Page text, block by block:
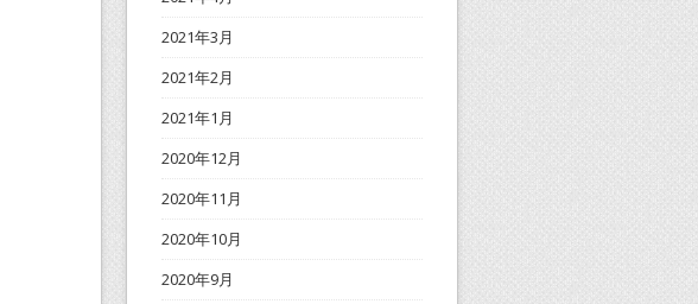
2021年3月
2021年2月
2021年1月
2020年12月
2020年11月
2020年10月
2020年9月